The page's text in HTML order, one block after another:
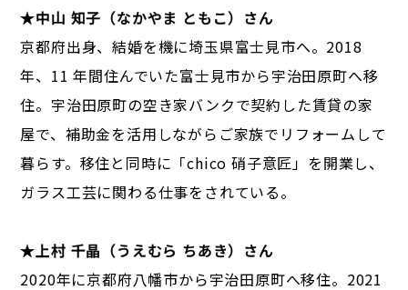
★中山 知子（なかやま ともこ）さん
京都府出身、結婚を機に埼玉県富士見市へ。2018
年、11 年間住んでいた富士見市から宇治田原町へ移
住。宇治田原町の空き家バンクで契約した賃貸の家
屋で、補助金を活用しながらご家族でリフォームして
暮らす。移住と同時に「chico 硝子意匠」を開業し、
ガラス工芸に関わる仕事をされている。
★上村 千晶（うえむら ちあき）さん
2020年に京都府八幡市から宇治田原町へ移住。2021